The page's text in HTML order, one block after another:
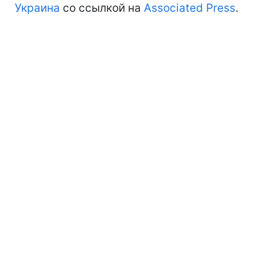
Украина со ссылкой на Associated Press.